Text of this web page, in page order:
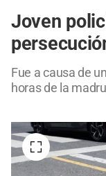
Joven
Fue a causa de
horas de la